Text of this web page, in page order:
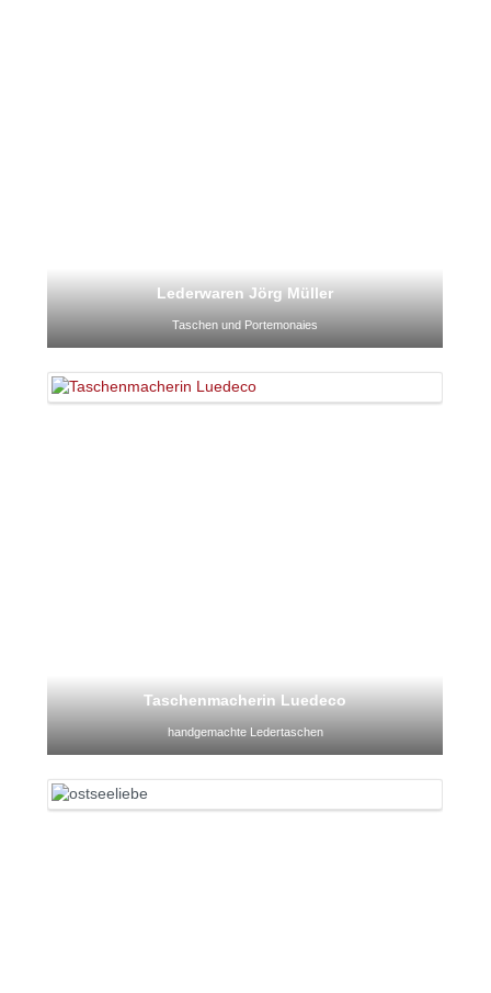
Lederwaren Jörg Müller
Taschen und Portemonaies
Taschenmacherin Luedeco
handgemachte Ledertaschen